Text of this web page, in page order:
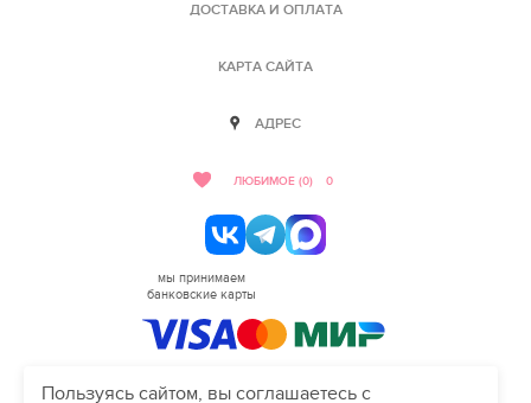
ДОСТАВКА И ОПЛАТА
КАРТА САЙТА
АДРЕС
ЛЮБИМОЕ (0) 0
мы принимаем
банковские карты
Пользуясь сайтом, вы соглашаетесь с